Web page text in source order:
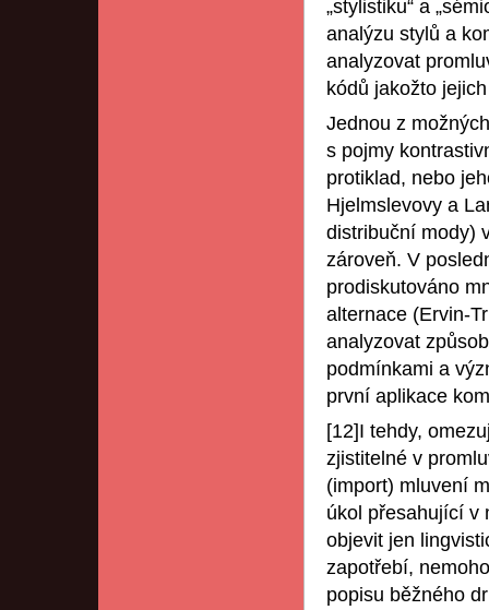
„stylistiku“ a
analýzu stylů a
analyzovat
kódů jakožto
Jednou z
s pojmy
protiklad, nebo
Hjelmslevovy a
distribuční mody)
zároveň. V
prodiskutováno
alternace (Ervin-
analyzovat
podmínkami a
první aplikace
[12]I tehdy,
zjistitelné v
(import) mluvení
úkol přesahující v
objevit jen
zapotřebí,
popisu běžného